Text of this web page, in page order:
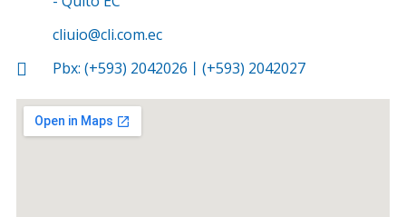
cliuio@cli.com.ec
Pbx: (+593) 2042026丨(+593) 2042027